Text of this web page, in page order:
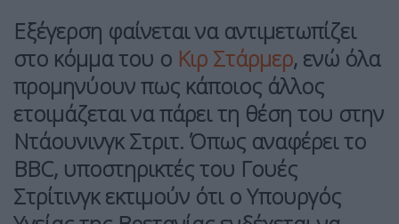
Εξέγερση φαίνεται να αντιμετωπίζει
στο κόμμα του ο Κιρ Στάρμερ, ενώ όλα
προμηνύουν πως κάποιος άλλος
ετοιμάζεται να πάρει τη θέση του στην
Ντάουνινγκ Στριτ. Όπως αναφέρει το
BBC, υποστηρικτές του Γουές
Στρίτινγκεκτιμούν ότι οΥπουργός